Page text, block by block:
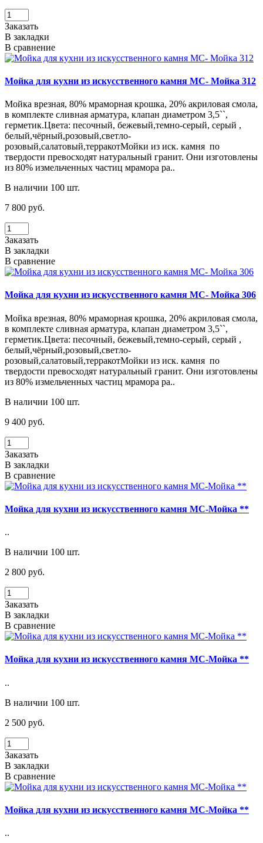
Заказать
В закладки
В сравнение
Мойка для кухни из искусственного камня МС- Мойка 312
Мойка врезная, 80% мраморная крошка, 20% акриловая смола,
в комплекте сливная арматура, клапан диаметром 3,5``,
герметик.Цвета: песочный, бежевый,темно-серый, серый ,
белый,чёрный,розовый,светло-
розовый,салатовый,терракотМойки из иск. камня по
твердости превосходят натуральный гранит. Они изготовлены
из 80% измельченных частиц мрамора ра..
В наличии 100 шт.
7 800 руб.
Заказать
В закладки
В сравнение
Мойка для кухни из искусственного камня МС- Мойка 306
Мойка врезная, 80% мраморная крошка, 20% акриловая смола,
в комплекте сливная арматура, клапан диаметром 3,5``,
герметик.Цвета: песочный, бежевый,темно-серый, серый ,
белый,чёрный,розовый,светло-
розовый,салатовый,терракотМойки из иск. камня по
твердости превосходят натуральный гранит. Они изготовлены
из 80% измельченных частиц мрамора ра..
В наличии 100 шт.
9 400 руб.
Заказать
В закладки
В сравнение
Мойка для кухни из искусственного камня МС-Мойка **
..
В наличии 100 шт.
2 800 руб.
Заказать
В закладки
В сравнение
Мойка для кухни из искусственного камня МС-Мойка **
..
В наличии 100 шт.
2 500 руб.
Заказать
В закладки
В сравнение
Мойка для кухни из искусственного камня МС-Мойка **
..